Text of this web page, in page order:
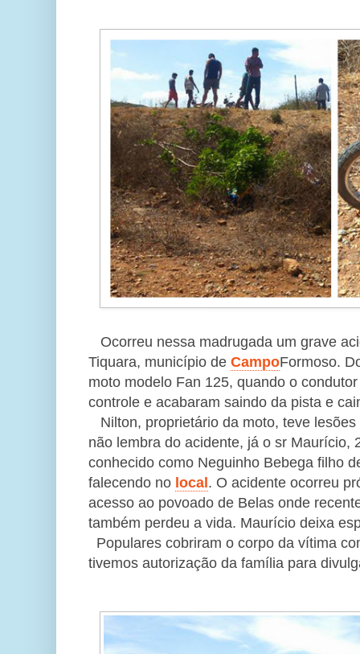
Ocorreu nessa madrugada um grave
Tiquara, município de CampoFormoso.
moto modelo Fan 125, quando o
controle e acabaram saindo da pista e
Nilton, proprietário da moto, teve
não lembra do acidente, já o sr Maurício,
conhecido como Neguinho Bebega filho
falecendo no local . O acidente ocorreu
acesso ao povoado de Belas onde
também perdeu a vida. Maurício deixa
Populares cobriram o corpo da vítima
tivemos autorização da família para